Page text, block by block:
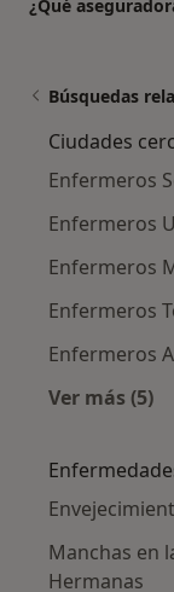
¿Qué
Búsquedas
Ciudades
Enfermeros
Enfermeros
Enfermeros
Enfermeros
Enfermeros
Ver más (5)
Manchas en
Hermanas